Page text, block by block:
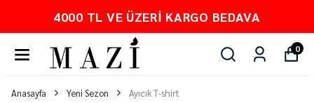
4000 TL VE ÜZERI KARGO BEDAVA
0
Anasayfa Yeni Sezon Ayıcık T-shirt